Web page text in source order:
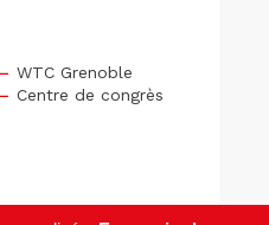
WTC Grenoble
Centre de congrès